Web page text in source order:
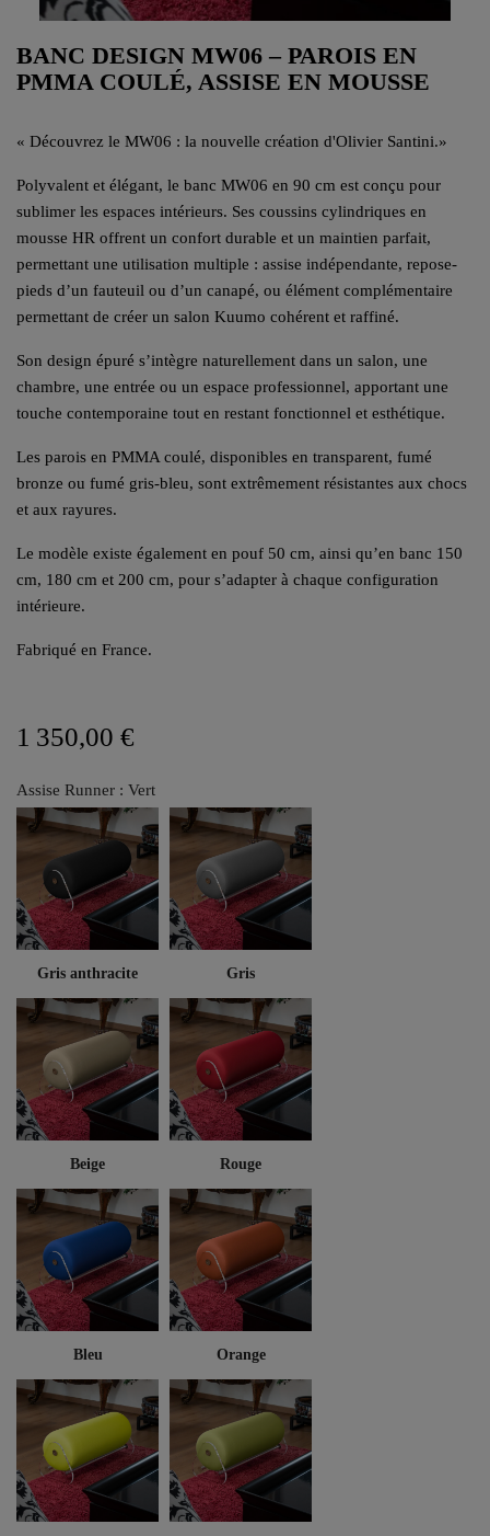
BANC DESIGN MW06 – PAROIS EN
PMMA COULÉ, ASSISE EN MOUSSE
« Découvrez le MW06 : la nouvelle création d'Olivier Santini.»
Polyvalent et élégant, le banc MW06 en 90 cm est conçu pour
sublimer les espaces intérieurs. Ses coussins cylindriques en
mousse HR offrent un confort durable et un maintien parfait,
permettant une utilisation multiple : assise indépendante, repose-
pieds d’un fauteuil ou d’un canapé, ou élément complémentaire
permettant de créer un salon Kuumo cohérent et raffiné.
Son design épuré s’intègre naturellement dans un salon, une
chambre, une entrée ou un espace professionnel, apportant une
touche contemporaine tout en restant fonctionnel et esthétique.
Les parois en PMMA coulé, disponibles en transparent, fumé
bronze ou fumé gris-bleu, sont extrêmement résistantes aux chocs
et aux rayures.
Le modèle existe également en pouf 50 cm, ainsi qu’en banc 150
cm, 180 cm et 200 cm, pour s’adapter à chaque configuration
intérieure.
Fabriqué en France.
1 350,00 €
Assise Runner : Vert
Gris anthracite Gris
Beige Rouge
Bleu Orange